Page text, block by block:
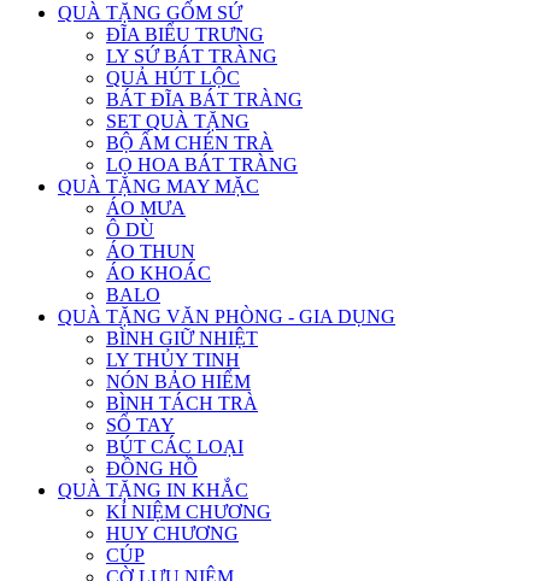
QUÀ TẶNG GỐM SỨ
ĐĨA BIỂU TRƯNG
LY SỨ BÁT TRÀNG
QUẢ HÚT LỘC
BÁT ĐĨA BÁT TRÀNG
SET QUÀ TẶNG
BỘ ẤM CHÉN TRÀ
LỌ HOA BÁT TRÀNG
QUÀ TẶNG MAY MẶC
ÁO MƯA
Ô DÙ
ÁO THUN
ÁO KHOÁC
BALO
QUÀ TẶNG VĂN PHÒNG - GIA DỤNG
BÌNH GIỮ NHIỆT
LY THỦY TINH
NÓN BẢO HIỂM
BÌNH TÁCH TRÀ
SỔ TAY
BÚT CÁC LOẠI
ĐỒNG HỒ
QUÀ TẶNG IN KHẮC
KỈ NIỆM CHƯƠNG
HUY CHƯƠNG
CÚP
CỜ LƯU NIỆM